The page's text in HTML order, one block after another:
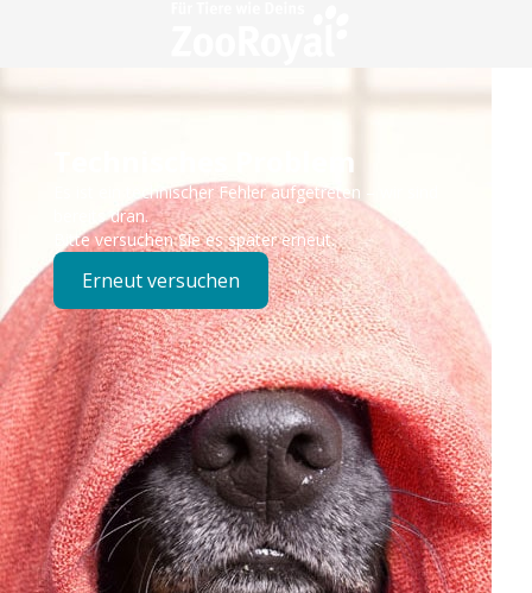
Technisches Problem
Es ist ein technischer Fehler aufgetreten – wir sind
bereits dran.
Bitte versuchen Sie es später erneut.
Erneut versuchen